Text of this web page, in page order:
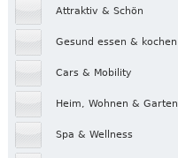
Attraktiv & Schön
Gesund essen & kochen
Cars & Mobility
Heim, Wohnen & Garten
Spa & Wellness